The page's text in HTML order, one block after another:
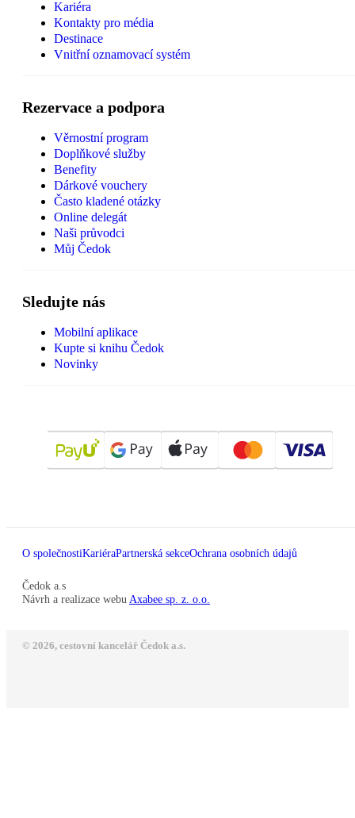
Kariéra
Kontakty pro média
Destinace
Vnitřní oznamovací systém
Rezervace a podpora
Věrnostní program
Doplňkové služby
Benefity
Dárkové vouchery
Často kladené otázky
Online delegát
Naši průvodci
Můj Čedok
Sledujte nás
Mobilní aplikace
Kupte si knihu Čedok
Novinky
O společnostiKariéraPartnerská sekceOchrana osobních údajů
Čedok a.s
Návrh a realizace webu Axabee sp. z. o.o.
© 2026, cestovní kancelář Čedok a.s.